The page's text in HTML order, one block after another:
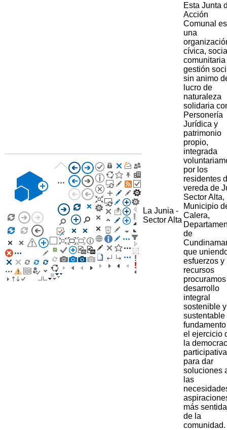
La Junia -
Sector Alta
​Esta Junta
Acción
Comunal es
una
cívica,
comunitaria
gestión
sin animo
lucro de
naturaleza
solidaria
Personería
Jurídica y
patrimonio
propio,
integrada
por los
residentes
vereda de
Sector Alta,
Municipio
Calera,
de
que
esfuerzos y
recursos
desarrollo
integral
sostenible y
sustentable
el ejercicio
la
para dar
soluciones
las
más
de la
comunidad.